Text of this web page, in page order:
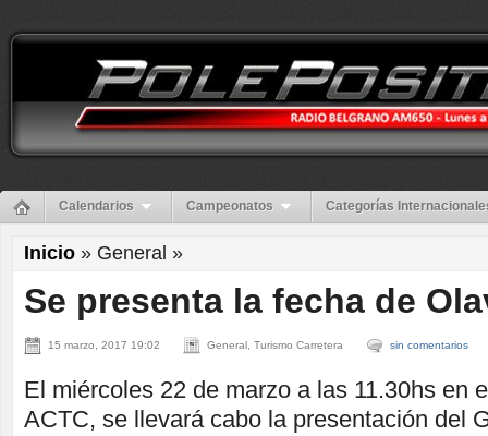
Calendarios Campeonatos Categorías
Inicio » General »
Se presenta la fecha de
15 marzo, 2017 19:02 General, Turismo Carretera sin comentarios
El miércoles 22 de marzo a las 11.30hs en
ACTC, se llevará cabo la presentación del